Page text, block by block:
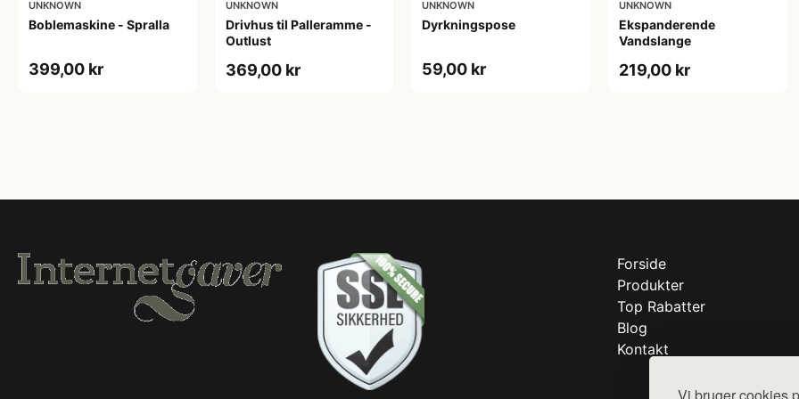
UNKNOWN
Boblemaskine - Spralla
399,00 kr
UNKNOWN
Drivhus til Palleramme -
Outlust
369,00 kr
UNKNOWN
Dyrkningspose
59,00 kr
UNKNOWN
Ekspanderende
Vandslange
219,00 kr
Forside
Produkter
Top Rabatter
Blog
Kontakt